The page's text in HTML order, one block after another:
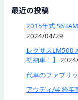
最近の投稿
2015年式
2024/04/29
レクサスLM500
初納車！】
代車のファブリ
アウディA4 経年